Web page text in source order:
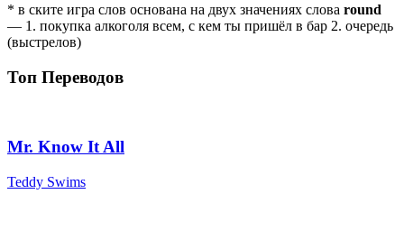
* в ските игра слов основана на двух значениях слова round
— 1. покупка алкоголя всем, с кем ты пришёл в бар 2. очередь
(выстрелов)
Топ Переводов
Mr. Know It All
Teddy Swims